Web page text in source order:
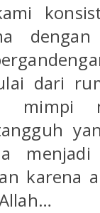
dari
mimpi
karena